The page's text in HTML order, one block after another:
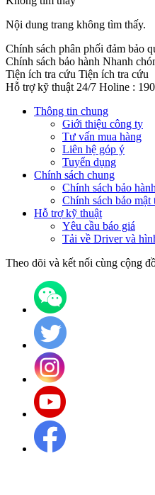
Nội dung trang không tìm thấy.
Chính sách phân phối đảm bảo
Chính sách bảo hành Nhanh
Tiện ích tra cứu Tiện ích tra cứu
Hỗ trợ kỹ thuật 24/7 Holine :
Thông tin chung
Giới thiệu công ty
Tư vấn mua hàng
Liên hệ góp ý
Tuyển dụng
Chính sách chung
Chính sách bảo hành
Chính sách bảo mật
Hỗ trợ kỹ thuật
Yêu cầu báo giá
Tải về Driver và
Theo dõi và kết nối cùng cộng